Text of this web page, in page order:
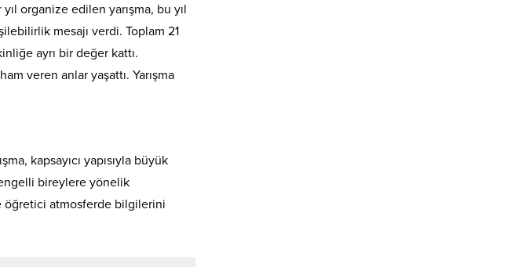
organize edilen yarışma, bu yıl
mesajı verdi. Toplam 21
ayrı bir değer kattı.
veren anlar yaşattı. Yarışma
kapsayıcı yapısıyla büyük
bireylere yönelik
öğretici atmosferde bilgilerini